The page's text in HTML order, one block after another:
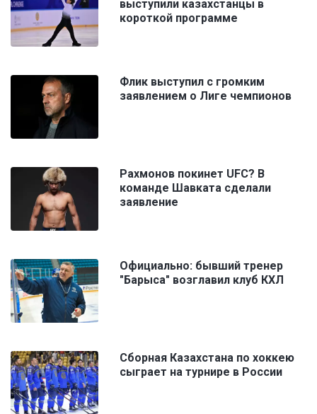
выступили казахстанцы в
короткой программе
Флик выступил с громким
заявлением о Лиге чемпионов
Рахмонов покинет UFC? В
команде Шавката сделали
заявление
Официально: бывший тренер
"Барыса" возглавил клуб КХЛ
Сборная Казахстана по хоккею
сыграет на турнире в России